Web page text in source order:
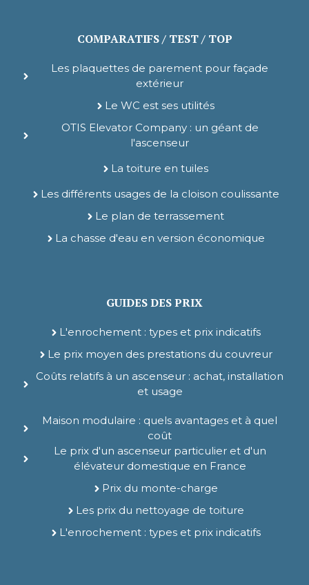
COMPARATIFS / TEST / TOP
Les plaquettes de parement pour façade
extérieur
Le WC est ses utilités
OTIS Elevator Company : un géant de
l'ascenseur
La toiture en tuiles
Les différents usages de la cloison coulissante
Le plan de terrassement
La chasse d'eau en version économique
GUIDES DES PRIX
L'enrochement : types et prix indicatifs
Le prix moyen des prestations du couvreur
Coûts relatifs à un ascenseur : achat, installation
et usage
Maison modulaire : quels avantages et à quel
coût
Le prix d'un ascenseur particulier et d'un
élévateur domestique en France
Prix du monte-charge
Les prix du nettoyage de toiture
L'enrochement : types et prix indicatifs